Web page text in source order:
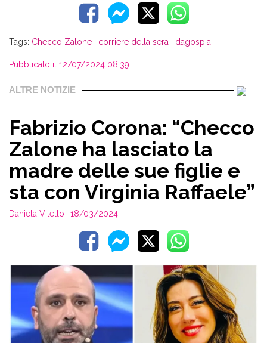
Tags: Checco Zalone · corriere della sera · dagospia
Pubblicato il 12/07/2024 08:39
ALTRE NOTIZIE
Fabrizio Corona: “Checco
Zalone ha lasciato la
madre delle sue figlie e
sta con Virginia Raffaele”
Daniela Vitello | 18/03/2024